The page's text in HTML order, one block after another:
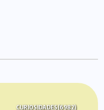
CURIOSIDADES(6982)